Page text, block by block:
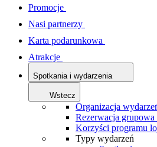
Promocje
Nasi partnerzy
Karta podarunkowa
Atrakcje
Spotkania i wydarzenia
Wstecz
Organizacja
Rezerwacja
Korzyści programu
Typy wydarzeń